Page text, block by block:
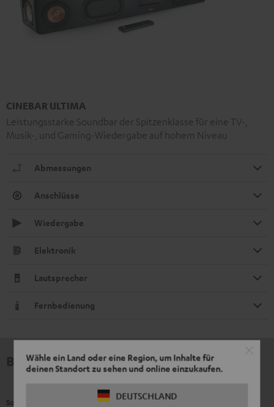
Wähle ein Land oder eine Region, um Inhalte für
deinen Standort zu sehen und online einzukaufen.
DEUTSCHLAND
CINEBAR ULTIMA
Leistungsstarke Soundbar der Spitzenklasse für eine TV-,
Musik-, und Gaming-Wiedergabe auf hohem Niveau
Abmessungen
Anschlüsse
Wiedergabe
Elektronik
Lautsprecher
Fernbedienung
Bewertungen
So bewerten Kunden dieses Produkt